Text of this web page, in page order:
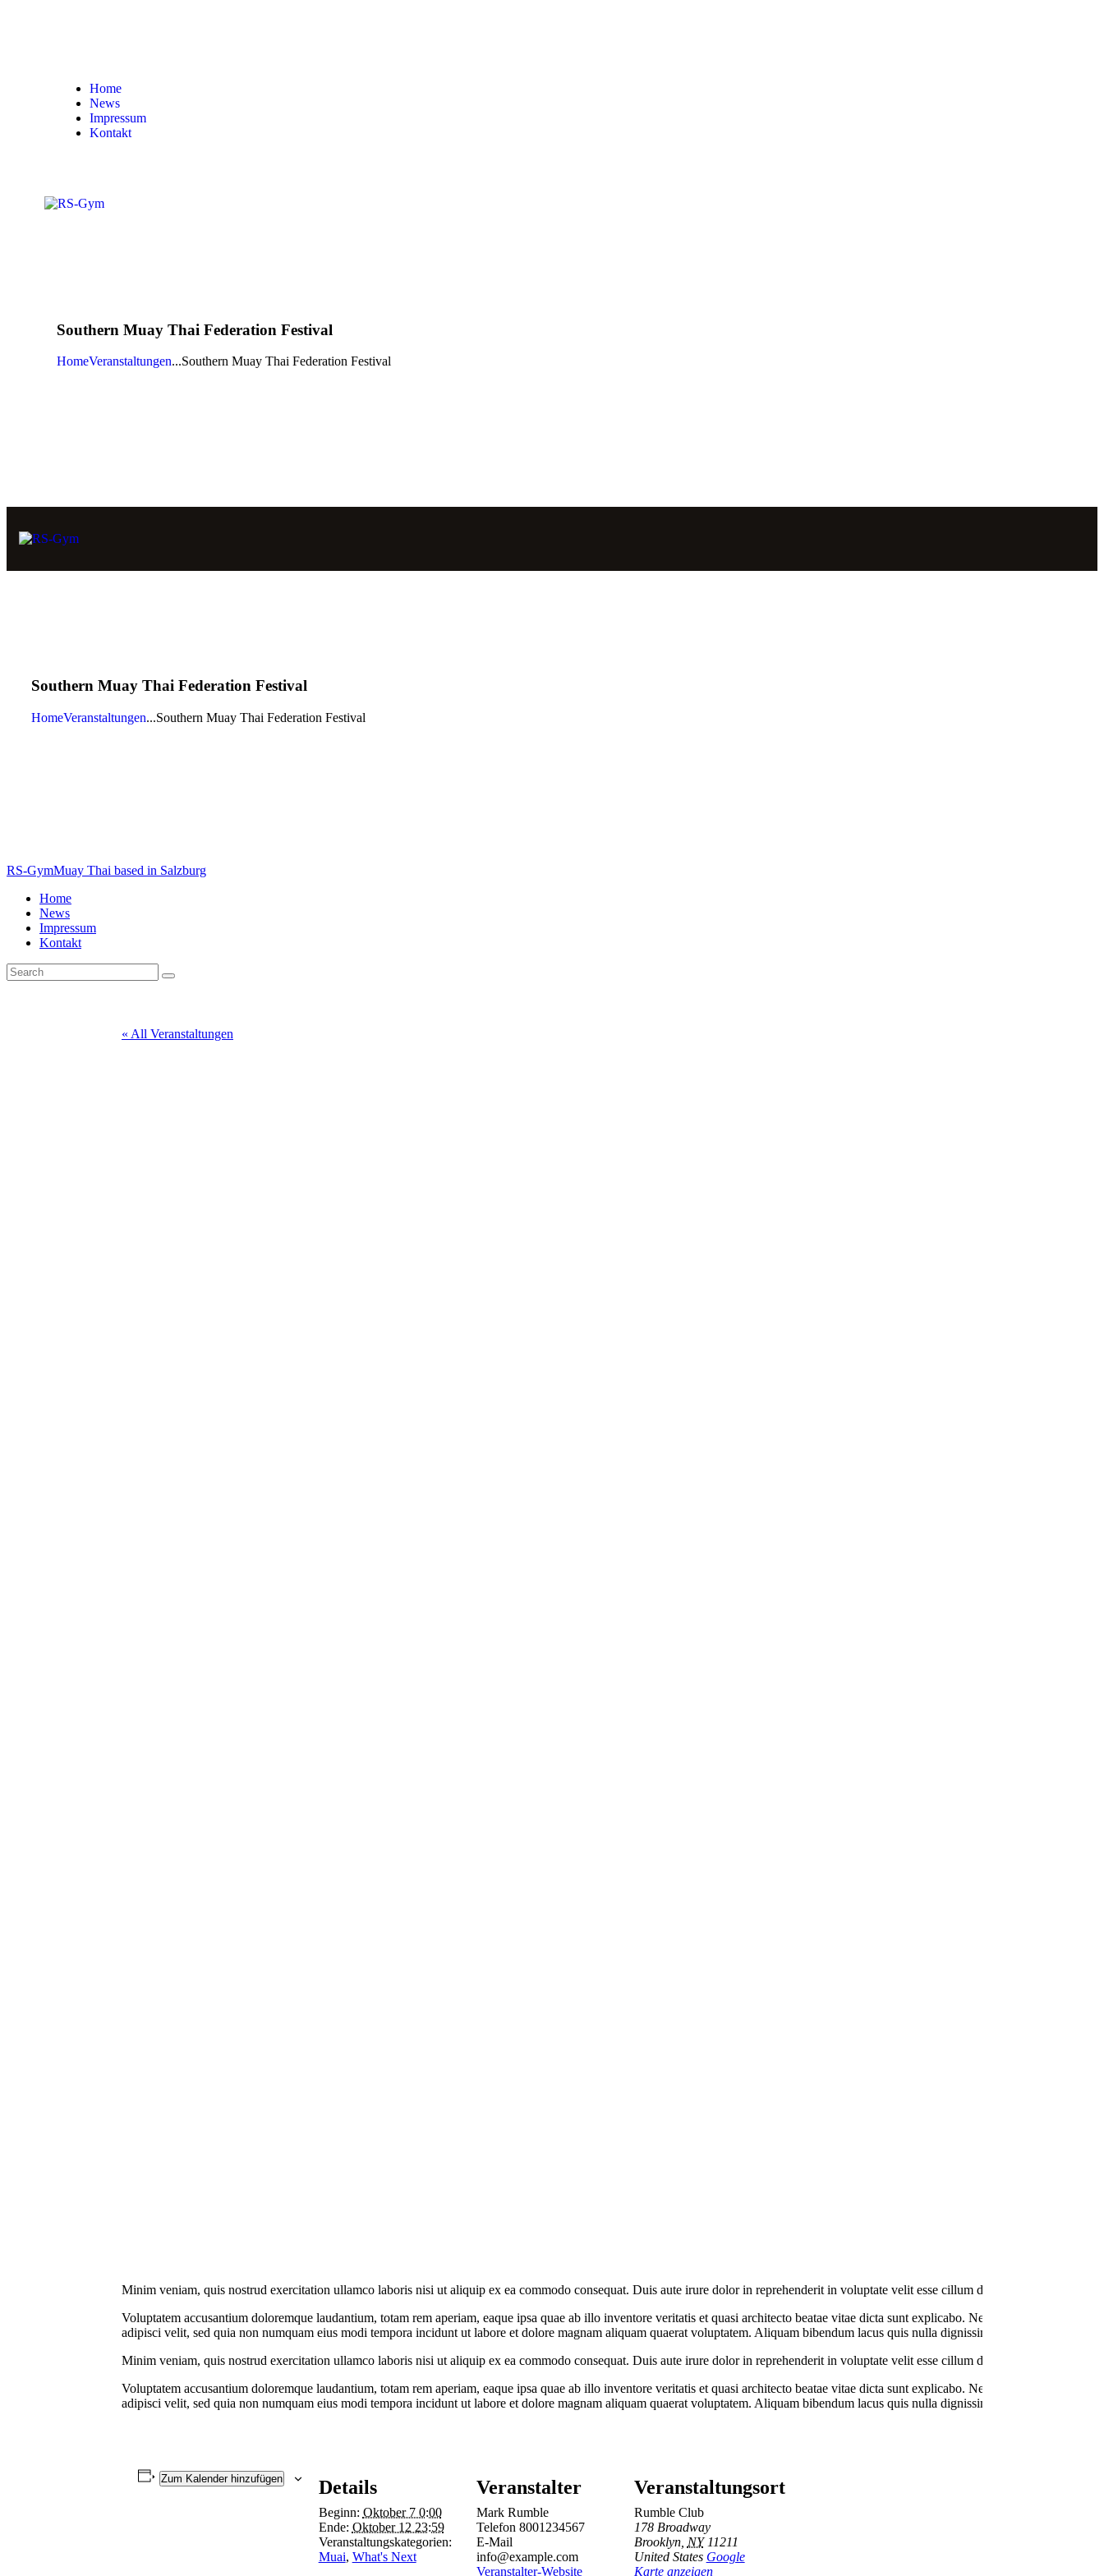
Home
News
Impressum
Kontakt
Southern Muay Thai Federation Festival
HomeVeranstaltungen...Southern Muay Thai Federation Festival
Southern Muay Thai Federation Festival
HomeVeranstaltungen...Southern Muay Thai Federation Festival
RS-GymMuay Thai based in Salzburg
Home
News
Impressum
Kontakt
« All Veranstaltungen
Minim veniam, quis nostrud exercitation ullamco laboris nisi ut aliquip ex ea commodo consequat. Duis aute irure dolor in reprehenderit in voluptate velit esse cillum dolore eu fugiat
Voluptatem accusantium doloremque laudantium, totam rem aperiam, eaque ipsa quae ab illo inventore veritatis et quasi architecto beatae vitae dicta sunt explicabo. Nemo enim ipsam
adipisci velit, sed quia non numquam eius modi tempora incidunt ut labore et dolore magnam aliquam quaerat voluptatem. Aliquam bibendum lacus quis nulla dignissim faucibus. Sed
Minim veniam, quis nostrud exercitation ullamco laboris nisi ut aliquip ex ea commodo consequat. Duis aute irure dolor in reprehenderit in voluptate velit esse cillum dolore eu fugiat
Voluptatem accusantium doloremque laudantium, totam rem aperiam, eaque ipsa quae ab illo inventore veritatis et quasi architecto beatae vitae dicta sunt explicabo. Nemo enim ipsam
adipisci velit, sed quia non numquam eius modi tempora incidunt ut labore et dolore magnam aliquam quaerat voluptatem. Aliquam bibendum lacus quis nulla dignissim faucibus. Sed
Zum Kalender hinzufügen Details
Beginn: Oktober 7 0:00
Ende: Oktober 12 23:59
Veranstaltungskategorien:
Muai, What's Next
Veranstalter
Mark Rumble
Telefon 8001234567
E-Mail
info@example.com
Veranstalter-Website
Veranstaltungsort
Rumble Club
178 Broadway
Brooklyn, NY 11211
United States Google
Karte anzeigen